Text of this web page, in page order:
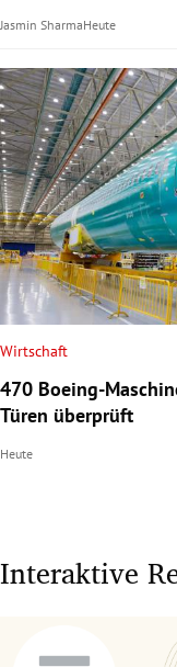
Jasmin SharmaHeute
Wirtschaft
470 Boeing-
Türen überprüft
Heute
Interaktive